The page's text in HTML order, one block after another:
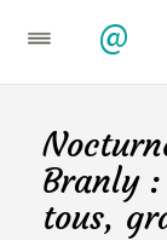
@
Branly
tous,